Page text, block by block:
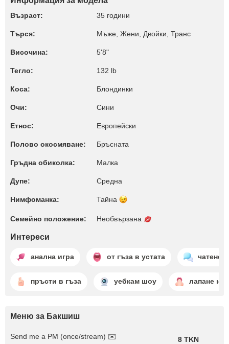
Възраст: 35 години
Търся: Мъже, Жени, Двойки, Транс
Височина: 5'8"
Тегло: 132 lb
Коса: Блондинки
Очи: Сини
Етнос: Европейски
Полово окосмяване: Бръсната
Гръдна обиколка: Малкa
Дупе: Среднa
Нимфоманка: Тайна
Семейно положение: Необвързана
Интереси
анална игра от гъза в устата чатене
пръсти в гъза уебкам шоу лапане на
Меню за Бакшиш
Send me a PM (once/stream) ✉️ 8 TKN